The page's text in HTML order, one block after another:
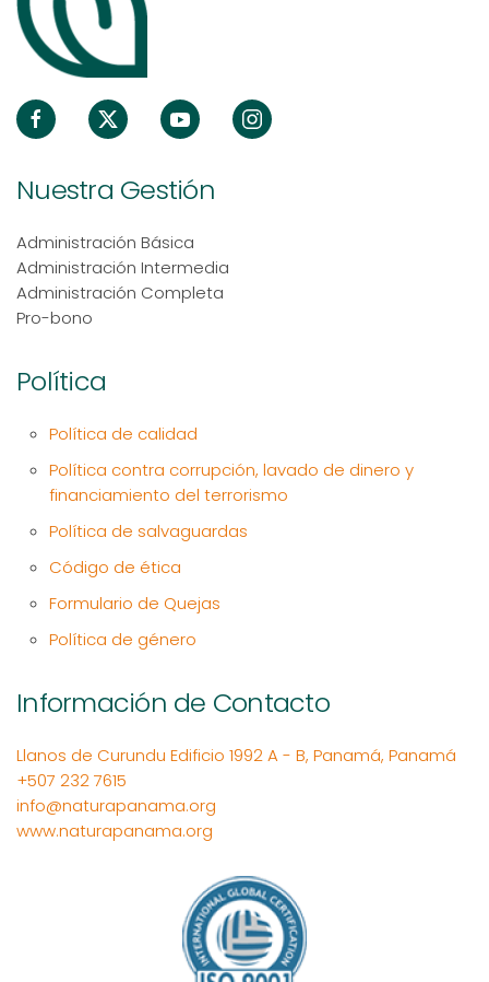
Nuestra Gestión
Administración Básica
Administración Intermedia
Administración Completa
Pro-bono
Política
Política de calidad
Política contra corrupción, lavado de dinero y
financiamiento del terrorismo
Política de salvaguardas
Código de ética
Formulario de Quejas
Política de género
Información de Contacto
Llanos de Curundu Edificio 1992 A - B, Panamá, Panamá
+507 232 7615
info@naturapanama.org
www.naturapanama.org